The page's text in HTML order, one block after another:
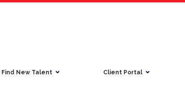
Find New Talent Client Portal